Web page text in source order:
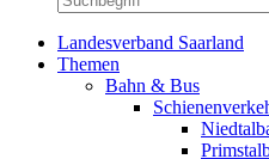
Landesverband Saarland
Themen
Bahn & Bus